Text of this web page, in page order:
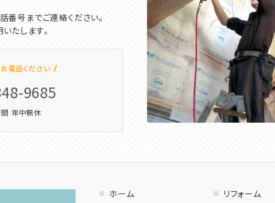
号までご連絡ください。
たします。
電話ください
9685
年中無休
ホーム リフォーム